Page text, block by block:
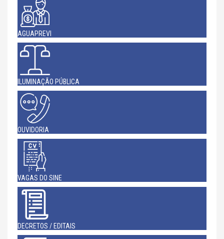
AGUAPREVI
ILUMINAÇÃO PÚBLICA
OUVIDORIA
VAGAS DO SINE
DECRETOS / EDITAIS